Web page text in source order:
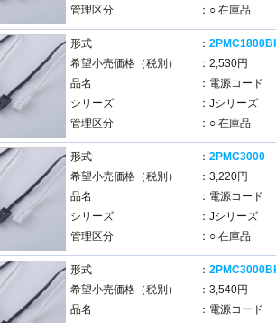
管理区分
：○ 在庫品
形式 ：
希望小売価格（税別）
：2,530円
品名
：電源コード
シリーズ
：Jシリーズ
管理区分
：○ 在庫品
形式 ： 2PMC3000
希望小売価格（税別）
：3,220円
品名
：電源コード
シリーズ
：Jシリーズ
管理区分
：○ 在庫品
形式 ：
希望小売価格（税別）
：3,540円
品名
：電源コード